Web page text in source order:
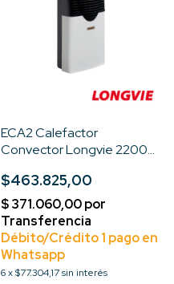
ECA2 Calefactor
Convector Longvie 2200
$463.825,00
6x$77.304,17sin interés